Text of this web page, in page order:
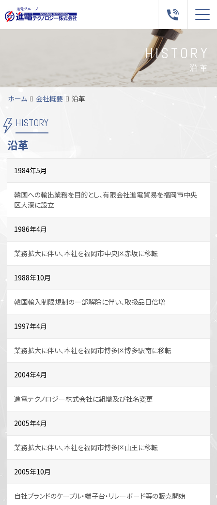
HISTORY
沿革
ホーム 会社概要 沿革
HISTORY
沿革
1984年5月
韓国への輸出業務を目的とし、有限会社進電貿易を福岡市中央
区大濠に設立
1986年4月
業務拡大に伴い、本社を福岡市中央区赤坂に移転
1988年10月
韓国輸入制限規制の一部解除に伴い、取扱品目倍増
1997年4月
業務拡大に伴い、本社を福岡市博多区博多駅南に移転
2004年4月
進電テクノロジー株式会社に組織及び社名変更
2005年4月
業務拡大に伴い、本社を福岡市博多区山王に移転
2005年10月
自社ブランドのケーブル・端子台・リレーボード等の販売開始